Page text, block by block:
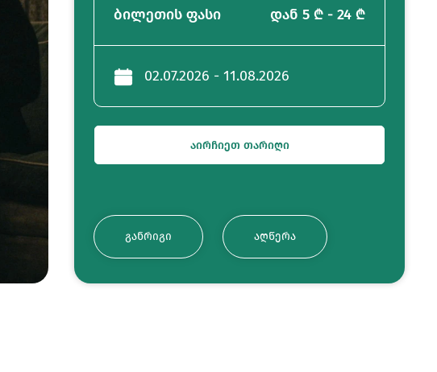
ბილეთის ფასი დან 5 ₾ - 24 ₾
02.07.2026 - 11.08.2026
ᲐᲘᲠᲩᲘᲔᲗ ᲗᲐᲠᲘᲦᲘ
ᲒᲐᲜᲠᲘᲒᲘ ᲐᲦᲬᲔᲠᲐ